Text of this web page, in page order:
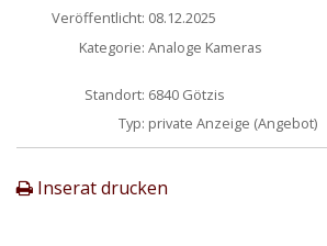
Veröffentlicht: 08.12.2025
Kategorie: Analoge Kameras
Standort: 6840 Götzis
Typ: private Anzeige (Angebot)
Inserat drucken